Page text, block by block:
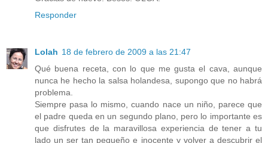
Responder
Lolah 18 de febrero de 2009 a las 21:47
Qué buena receta, con lo que me gusta el cava, aunque
nunca he hecho la salsa holandesa, supongo que no habrá
problema.
Siempre pasa lo mismo, cuando nace un niño, parece que
el padre queda en un segundo plano, pero lo importante es
que disfrutes de la maravillosa experiencia de tener a tu
lado un ser tan pequeño e inocente y volver a descubrir el